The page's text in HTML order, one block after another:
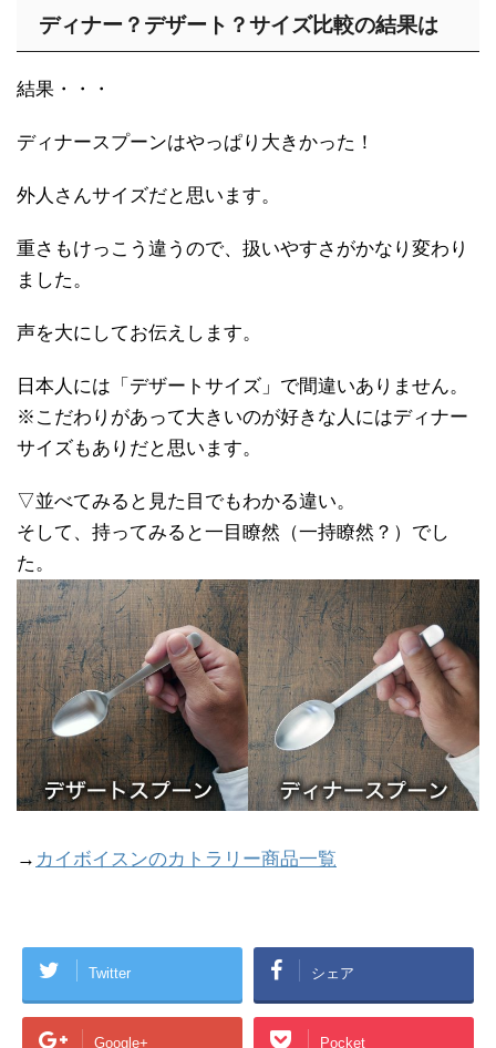
ディナー？デザート？サイズ比較の結果は
結果・・・
ディナースプーンはやっぱり大きかった！
外人さんサイズだと思います。
重さもけっこう違うので、扱いやすさがかなり変わり
ました。
声を大にしてお伝えします。
日本人には「デザートサイズ」で間違いありません。
※こだわりがあって大きいのが好きな人にはディナー
サイズもありだと思います。
▽並べてみると見た目でもわかる違い。
そして、持ってみると一目瞭然（一持瞭然？）でし
た。
→ カイボイスンのカトラリー商品一覧
Twitter シェア
Google+ Pocket